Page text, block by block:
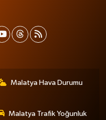
Malatya Hava Durumu
Malatya Trafik Yoğunluk